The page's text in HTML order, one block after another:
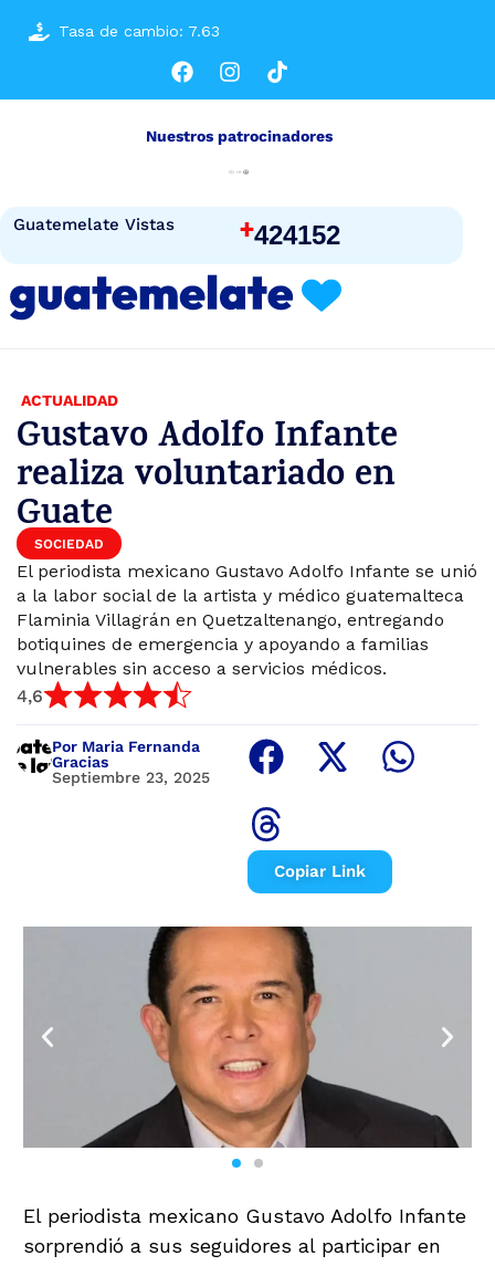
Tasa de cambio: 7.63
Guatemelate Vistas +424152
Nuestros patrocinadores
ACTUALIDAD
Gustavo Adolfo Infante
realiza voluntariado en
Guate
SOCIEDAD
El periodista mexicano Gustavo Adolfo Infante se unió
a la labor social de la artista y médico guatemalteca
Flaminia Villagrán en Quetzaltenango, entregando
botiquines de emergencia y apoyando a familias
vulnerables sin acceso a servicios médicos.
4,6
Por Maria Fernanda
Gracias
Septiembre 23, 2025
Copiar Link
El periodista mexicano Gustavo Adolfo Infante
sorprendió a sus seguidores al participar en